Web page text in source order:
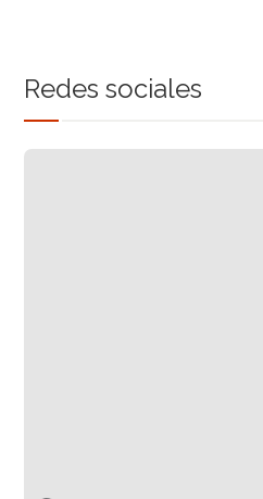
Redes sociales